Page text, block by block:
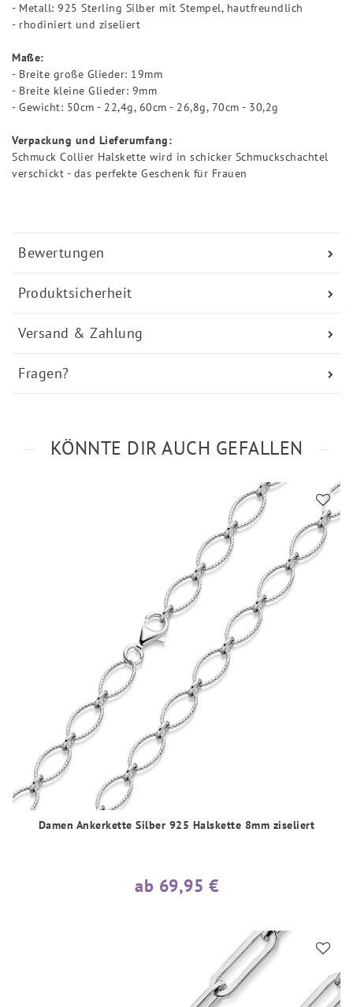
Bewertungen
Produktsicherheit
Versand & Zahlung
Fragen?
- Metall: 925 Sterling Silber mit Stempel, hautfreundlich
- rhodiniert und ziseliert
Maße:
- Breite große Glieder: 19mm
- Breite kleine Glieder: 9mm
- Gewicht: 50cm - 22,4g, 60cm - 26,8g, 70cm - 30,2g
Verpackung und Lieferumfang:
Schmuck Collier Halskette wird in schicker Schmuckschachtel
verschickt - das perfekte Geschenk für Frauen
KÖNNTE DIR AUCH GEFALLEN
Damen Ankerkette Silber 925 Halskette 8mm ziseliert
ab 69,95 €